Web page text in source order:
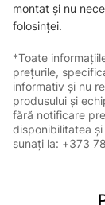
montat și nu
folosinței.
*Toate
prețurile,
informativ și nu
produsului și
fără notificare
disponibilitatea
sunați la: +373